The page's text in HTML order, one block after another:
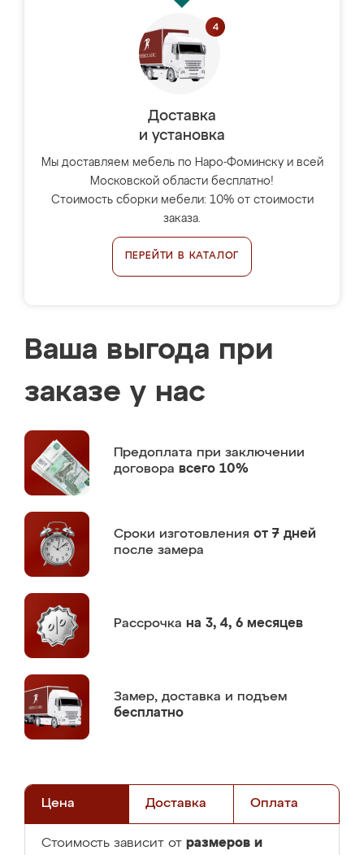
Доставка
и установка
Мы доставляем мебель по Наро-Фоминску и всей
Московской области бесплатно!
Стоимость сборки мебели: 10% от стоимости
заказа.
ПЕРЕЙТИ В КАТАЛОГ
Ваша выгода при
заказе у нас
Предоплата при заключении
договора всего 10%
Сроки изготовления от 7 дней
после замера
Рассрочка на 3, 4, 6 месяцев
Замер, доставка и подъем
бесплатно
Цена Доставка Оплата
Стоимость зависит от размеров и